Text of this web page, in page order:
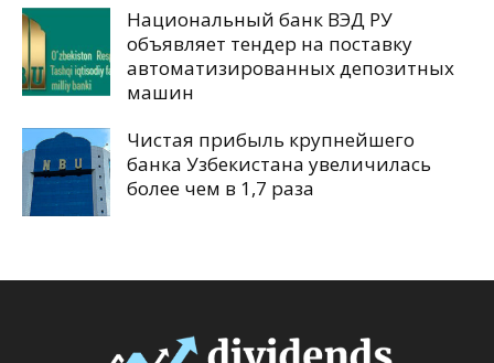
Национальный банк ВЭД РУ
объявляет тендер на поставку
автоматизированных депозитных
машин
Чистая прибыль крупнейшего
банка Узбекистана увеличилась
более чем в 1,7 раза